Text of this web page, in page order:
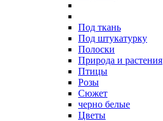
Под ткань
Под штукатурку
Полоски
Природа и растения
Птицы
Розы
Сюжет
черно белые
Цветы